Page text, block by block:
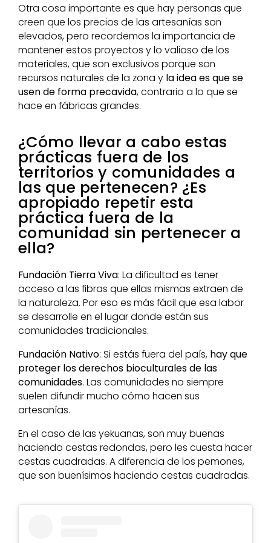
Otra cosa importante es que hay personas que
creen que los precios de las artesanías son
elevados, pero recordemos la importancia de
mantener estos proyectos y lo valioso de los
materiales, que son exclusivos porque son
recursos naturales de la zona y la idea es que se
usen de forma precavida, contrario a lo que se
hace en fábricas grandes.
¿Cómo llevar a cabo estas
prácticas fuera de los
territorios y comunidades a
las que pertenecen? ¿Es
apropiado repetir esta
práctica fuera de la
comunidad sin pertenecer a
ella?
Fundación Tierra Viva: La dificultad es tener
acceso a las fibras que ellas mismas extraen de
la naturaleza. Por eso es más fácil que esa labor
se desarrolle en el lugar donde están sus
comunidades tradicionales.
Fundación Nativo: Si estás fuera del país, hay que
proteger los derechos bioculturales de las
comunidades. Las comunidades no siempre
suelen difundir mucho cómo hacen sus
artesanías.
En el caso de las yekuanas, son muy buenas
haciendo cestas redondas, pero les cuesta hacer
cestas cuadradas. A diferencia de los pemones,
que son buenísimos haciendo cestas cuadradas.